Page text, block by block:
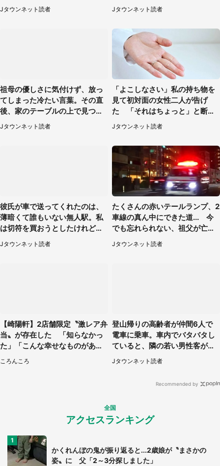
行くと、なんと...（東京都・40
代女性）
Jタウンネット読者 Jタウンネット読者
祖母の優しさに気付けず、放っ
てしまった冷たい言葉。その直
後、家のテーブルの上で見つけ
たものは（福岡県・30代女性）
Jタウンネット読者
「よこしなさい」私の持ち物を
見て初対面の女性二人が告げ
た 「それはちょっと」と断っ
たわけ（東京都・40代女性）
Jタウンネット読者
彼氏が車で送ってくれたのは、
薄暗くて誰もいない無人駅。私
は切符を買おうとしたけれど
（山形県・20代女性）
Jタウンネット読者
たくさんの赤いテールランプ、2
車線の真ん中にできた道... 今
でも忘れられない、祖父が亡く
なった夜に見た光景（30代女
性）
Jタウンネット読者
【崎陽軒】2店舗限定〝激レア弁
当〟が存在した 「知らなかっ
た」「こんな幸せなものがあっ
ころんころ
登山帰りの高齢者が仲間6人で
電車に乗車。車内でバタバタし
ていると、隣の若い男性客が
（神奈川県・70代女性）
Jタウンネット読者
Recommended by
全国
アクセスランキング
かくれんぼの鬼が振り返ると...2歳娘が〝まさかの
姿〟に 父「2～3分探しました」